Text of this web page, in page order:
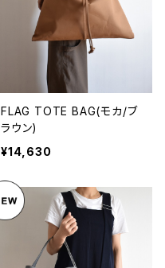
FLAG TOTE BAG(モカ/ブ
ラウン)
¥14,630